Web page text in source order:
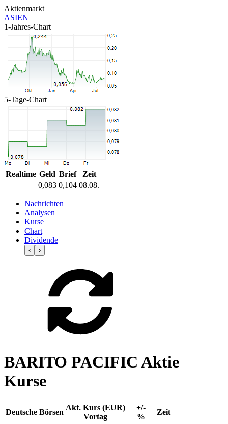
Aktienmarkt
ASIEN
1-Jahres-Chart
5-Tage-Chart
Realtime Geld Brief
Zeit
0,083 0,104 08.08.
Nachrichten
Analysen
Kurse
Chart
Dividende
‹ ›
BARITO PACIFIC Aktie
Kurse
Deutsche Börsen
Akt. Kurs (EUR)
Vortag
+/-
%
Zeit